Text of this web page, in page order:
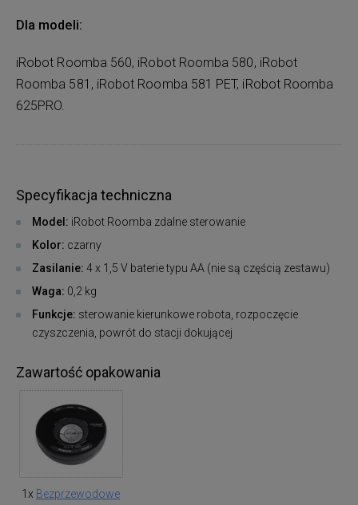
Dla modeli:
iRobot Roomba 560, iRobot Roomba 580, iRobot
Roomba 581, iRobot Roomba 581 PET, iRobot Roomba
625PRO.
Specyfikacja techniczna
Model: iRobot Roomba zdalne sterowanie
Kolor: czarny
Zasilanie: 4 x 1,5 V baterie typu AA (nie są częścią zestawu)
Waga: 0,2 kg
Funkcje: sterowanie kierunkowe robota, rozpoczęcie
czyszczenia, powrót do stacji dokującej
Zawartość opakowania
1x Bezprzewodowe